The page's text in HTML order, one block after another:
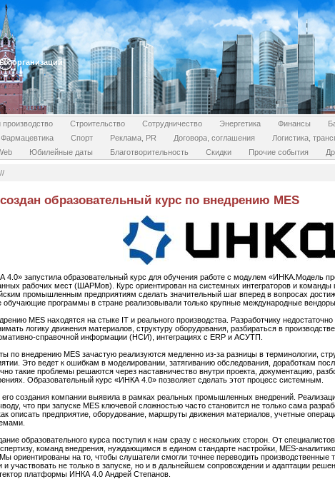
организаций
Строительство Сотрудничество Энергетика Финансы
Фармацевтика Спорт Реклама, PR Договора, соглашения Логистика,
Юбилейные даты Благотворительность Скидки Прочие события
//
образовательный курс по внедрению MES
4.0» запустила образовательный курс для обучения работе с модулем «ИНКА.Модель
рабочих мест (ШАРМов). Курс ориентирован на системных интеграторов и команды
промышленным предприятиям сделать значительный шаг вперед в вопросах
обучающие программы в стране реализовывали только крупные международные вендоры.
MES находятся на стыке IT и реального производства. Разработчику
логику движения материалов, структуру оборудования, разбираться в
справочной информации (НСИ), интеграциях с ERP и АСУТП.
по внедрению MES зачастую реализуются медленно из-за разницы в терминологии,
Это ведет к ошибкам в моделировании, затягиванию обследования, доработкам
такие проблемы решаются через наставничество внутри проекта, документацию,
Образовательный курс «ИНКА 4.0» позволяет сделать этот процесс системным.
создания компании выявила в рамках реальных промышленных внедрений.
что при запуске MES ключевой сложностью часто становится не только сама
описать предприятие, оборудование, маршруты движения материалов, учетные
образовательного курса поступил к нам сразу с нескольких сторон. От
команд внедрения, нуждающимся в едином стандарте настройки, MES-
ориентированы на то, чтобы слушатели смогли точнее переводить производственные
и участвовать не только в запуске, но и в дальнейшем сопровождении и адаптации
платформы ИНКА 4.0 Андрей Степанов.